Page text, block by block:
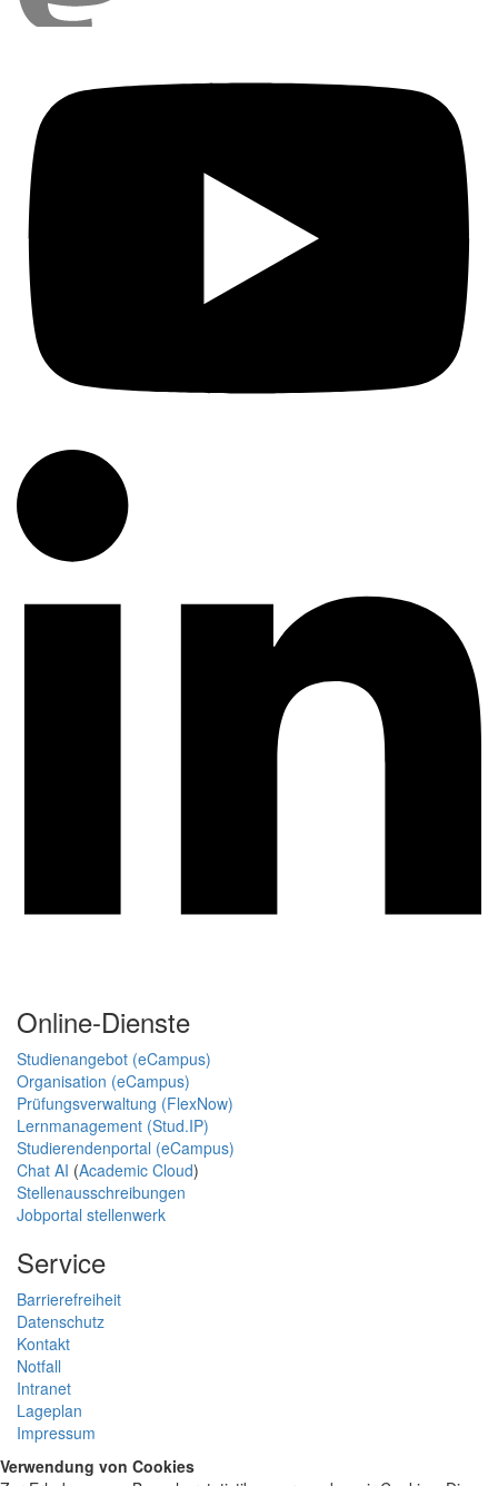
Online-Dienste
Studienangebot (eCampus)
Organisation (eCampus)
Prüfungsverwaltung (FlexNow)
Lernmanagement (Stud.IP)
Studierendenportal (eCampus)
Chat AI (Academic Cloud)
Stellenausschreibungen
Jobportal stellenwerk
Service
Barrierefreiheit
Datenschutz
Kontakt
Notfall
Intranet
Lageplan
Impressum
Verwendung von Cookies